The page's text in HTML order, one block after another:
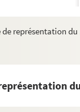
représentation du